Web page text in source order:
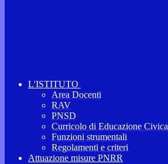
L'ISTITUTO
Area Docenti
RAV
PNSD
Curricolo di Educazione Civica
Funzioni strumentali
Regolamenti e criteri
Attuazione misure PNRR